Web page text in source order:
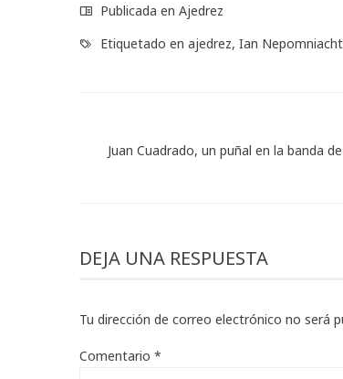
Publicada en Ajedrez
Etiquetado en ajedrez, Ian
Juan Cuadrado, un puñal en la banda
DEJA UNA RESPUESTA
Tu dirección de correo electrónico no será
Comentario *